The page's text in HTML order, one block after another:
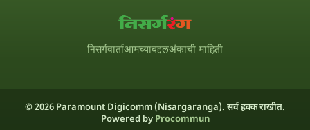
निसर्गवार्ताआमच्याबद्दलअंकाची माहिती
© 2026 Paramount Digicomm (Nisargaranga). सर्व हक्क राखीत.
Powered by Procommun